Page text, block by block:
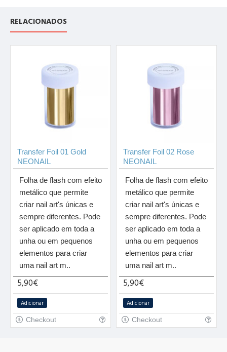
RELACIONADOS
Transfer Foil 01 Gold
NEONAIL
Folha de flash com efeito
metálico que permite
criar nail art's únicas e
sempre diferentes. Pode
ser aplicado em toda a
unha ou em pequenos
elementos para criar
uma nail art m..
5,90€
Adicionar
Checkout
Transfer Foil 02 Rose
NEONAIL
Folha de flash com efeito
metálico que permite
criar nail art's únicas e
sempre diferentes. Pode
ser aplicado em toda a
unha ou em pequenos
elementos para criar
uma nail art m..
5,90€
Adicionar
Checkout